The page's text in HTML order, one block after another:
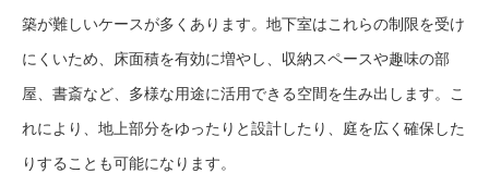
築が難しいケースが多くあります。地下室はこれらの制限を受け
にくいため、床面積を有効に増やし、収納スペースや趣味の部
屋、書斎など、多様な用途に活用できる空間を生み出します。こ
れにより、地上部分をゆったりと設計したり、庭を広く確保した
りすることも可能になります。